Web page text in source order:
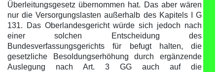
Überleitungsgesetz übernommen hat. Das aber wären
nur die Versorgungslasten außerhalb des Kapitels I G
131. Das Oberlandesgericht würde sich jedoch nach
einer solchen Entscheidung des
Bundesverfassungsgerichts für befugt halten, die
gesetzliche Besoldungserhöhung durch ergänzende
Auslegung nach Art. 3 GG auch auf die